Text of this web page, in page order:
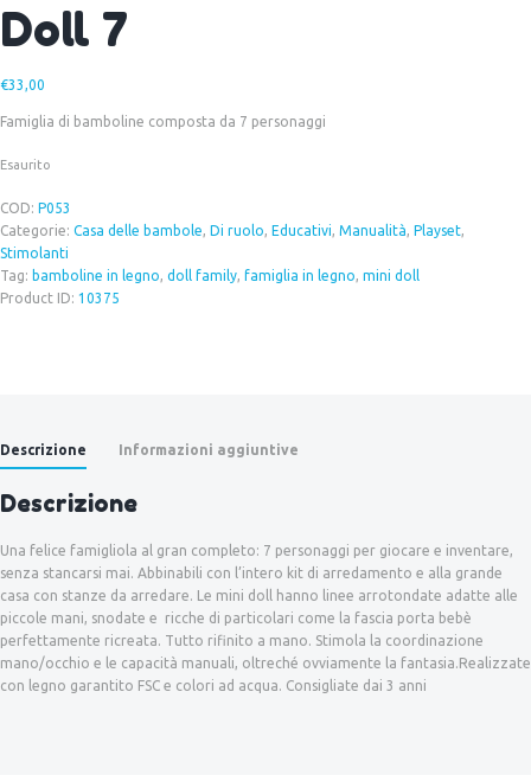
Doll 7
€33,00
Famiglia di bamboline composta da 7 personaggi
Esaurito
COD: P053
Categorie: Casa delle bambole Di ruolo Educativi Manualità Playset
Stimolanti
Tag: bamboline in legno doll family famiglia in legno mini doll
Product ID: 10375
Descrizione Informazioni aggiuntive
Descrizione
Una felice famigliola al gran completo: 7 personaggi per giocare e inventare,
senza stancarsi mai. Abbinabili con l’intero kit di arredamento e alla grande
casa con stanze da arredare. Le mini doll hanno linee arrotondate adatte alle
piccole mani, snodate e ricche di particolari come la fascia porta bebè
perfettamente ricreata. Tutto rifinito a mano. Stimola la coordinazione
mano/occhio e le capacità manuali, oltreché ovviamente la fantasia.Realizzate
con legno garantito FSC e colori ad acqua. Consigliate dai 3 anni